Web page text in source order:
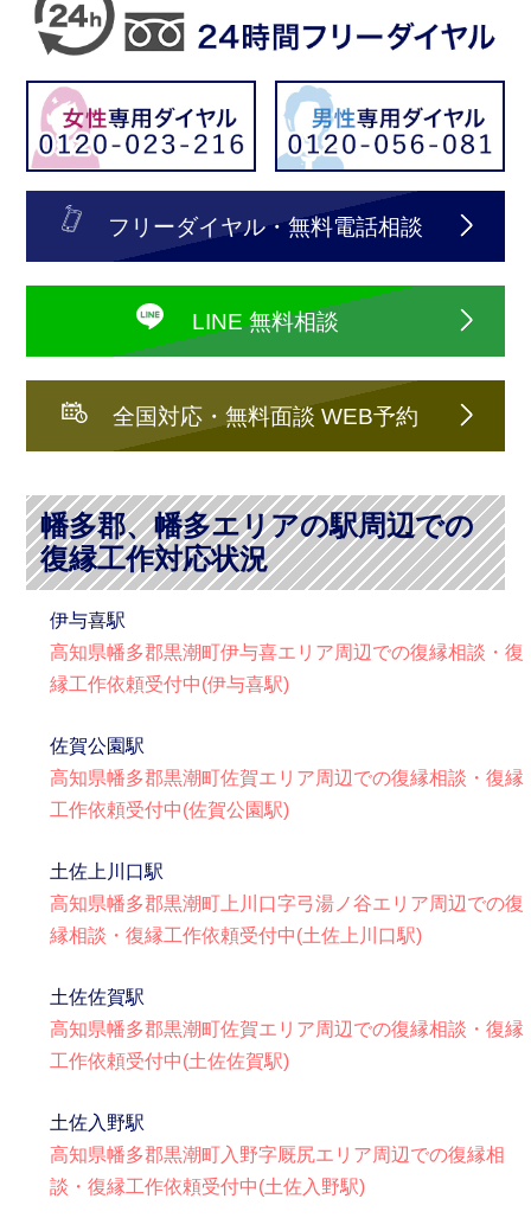
フリーダイヤル・無料電話相談
LINE 無料相談
全国対応・無料面談 WEB予約
幡多郡、幡多エリアの駅周辺での
復縁工作対応状況
伊与喜駅
高知県幡多郡黒潮町伊与喜エリア周辺での復縁相談・復
縁工作依頼受付中(伊与喜駅)
佐賀公園駅
高知県幡多郡黒潮町佐賀エリア周辺での復縁相談・復縁
工作依頼受付中(佐賀公園駅)
土佐上川口駅
高知県幡多郡黒潮町上川口字弓湯ノ谷エリア周辺での復
縁相談・復縁工作依頼受付中(土佐上川口駅)
土佐佐賀駅
高知県幡多郡黒潮町佐賀エリア周辺での復縁相談・復縁
工作依頼受付中(土佐佐賀駅)
土佐入野駅
高知県幡多郡黒潮町入野字厩尻エリア周辺での復縁相
談・復縁工作依頼受付中(土佐入野駅)